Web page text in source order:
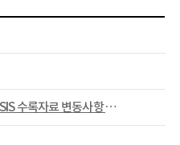
2026년 7월 KOSIS 수록자료 변동사항 안내